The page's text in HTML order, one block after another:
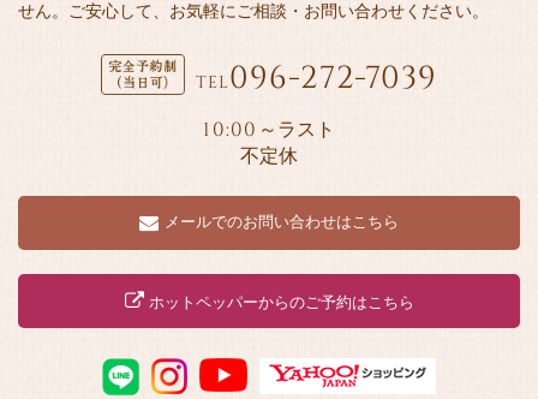
せん。ご安心して、お気軽にご相談・お問い合わせください。
TEL096-272-7039
10:00 ～ラスト
不定休
メールでのお問い合わせはこちら
ホットペッパーからのご予約はこちら